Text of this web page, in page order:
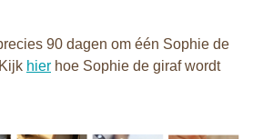
90 dagen om één Sophie de
hier hoe Sophie de giraf wordt